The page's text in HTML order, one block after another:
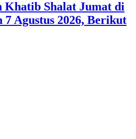
Khatib Shalat Jumat di
7 Agustus 2026, Berikut